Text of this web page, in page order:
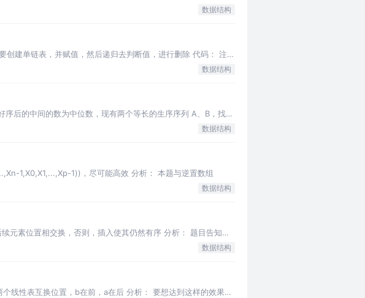
数据结构
建单链表，并赋值，然后递归去判断值，进行删除 代码： 注：
数据结构
后的中间的数为中位数，现有两个等长的生序序列 A、B，找出
数据结构
1,X0,X1,...,Xp-1))，尽可能高效 分析： 本题与逆置数组
数据结构
元素位置相交换，否则，插入使其仍然有序 分析： 题目告知这
数据结构
线性表互换位置，b在前，a在后 分析： 要想达到这样的效果，